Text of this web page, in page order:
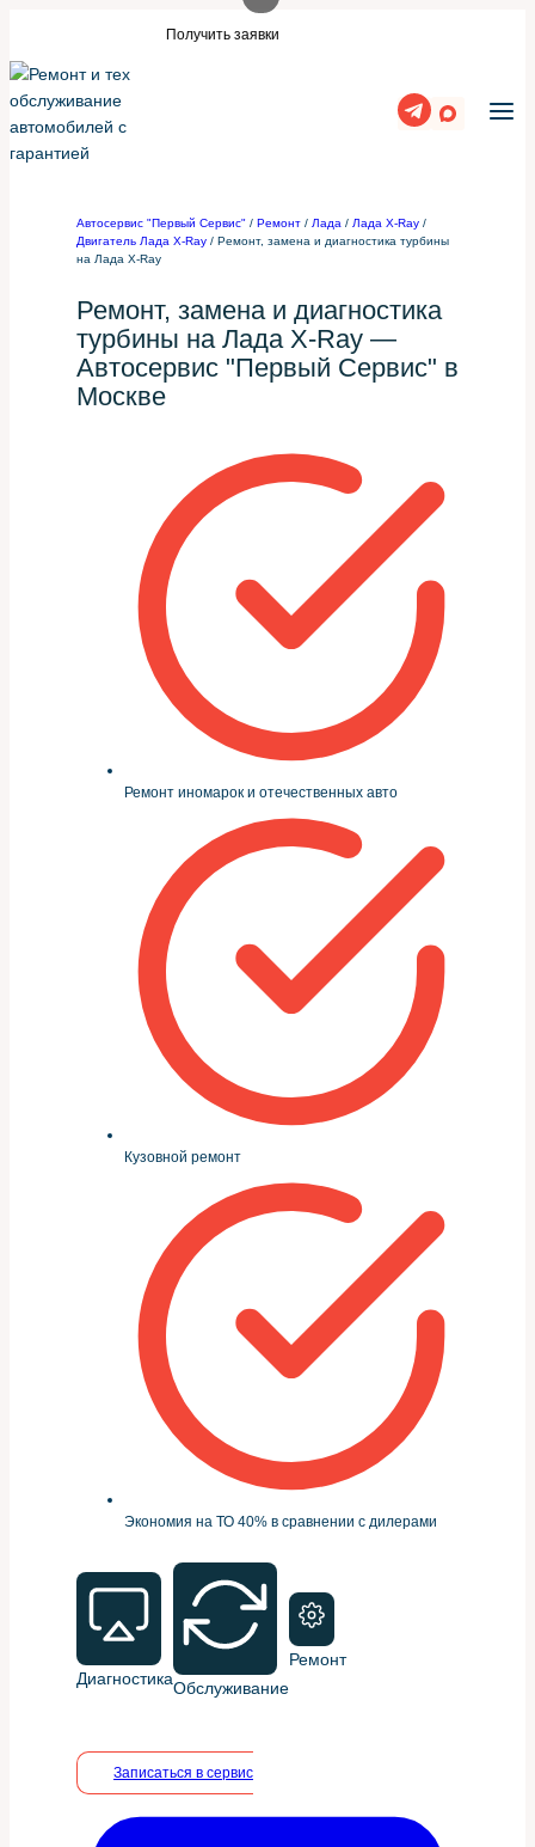
содержимому
Получить заявки Нужны заявки для автосервиса
Автосервис "Первый Сервис" / Ремонт / Лада / Лада X-Ray /
Двигатель Лада X-Ray / Ремонт, замена и диагностика турбины
на Лада X-Ray
Ремонт, замена и диагностика
турбины на Лада X-Ray —
Автосервис "Первый Сервис" в
Москве
Ремонт иномарок и отечественных авто
Кузовной ремонт
Экономия на ТО 40% в сравнении с дилерами
ДиагностикаОбслуживание
Ремонт
Записаться в сервис